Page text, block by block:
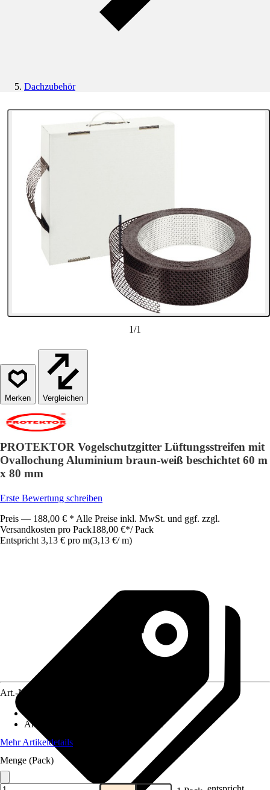
Dachzubehör
1/1
Vergleichen
PROTEKTOR Vogelschutzgitter Lüftungsstreifen mit
Ovallochung Aluminium braun-weiß beschichtet 60 m
x 80 mm
Erste Bewertung schreiben
Preis — 188,00 € * Alle Preise inkl. MwSt. und ggf. zzgl.
Versandkosten pro Pack188,00 €*/ Pack
Entspricht 3,13 € pro m(3,13 €/ m)
Art.-Nr.
Anwendungsbereich
Dach, Fassade
Mehr Artikeldetails
Menge (Pack)